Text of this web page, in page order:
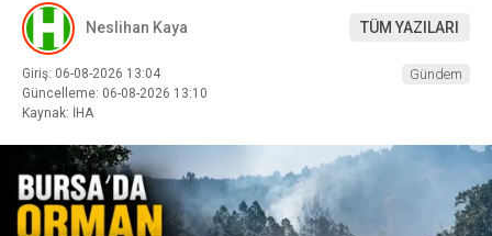
Neslihan Kaya TÜM YAZILARI
Giriş: 06-08-2026 13:04
Güncelleme: 06-08-2026 13:10
Kaynak: İHA
Gündem